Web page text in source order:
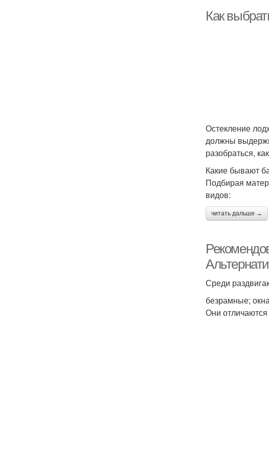
Как
Остекление
должны
разобраться,
Какие бывают
Подбирая
видов:
читать дальше →
Среди
безрамные;
Они